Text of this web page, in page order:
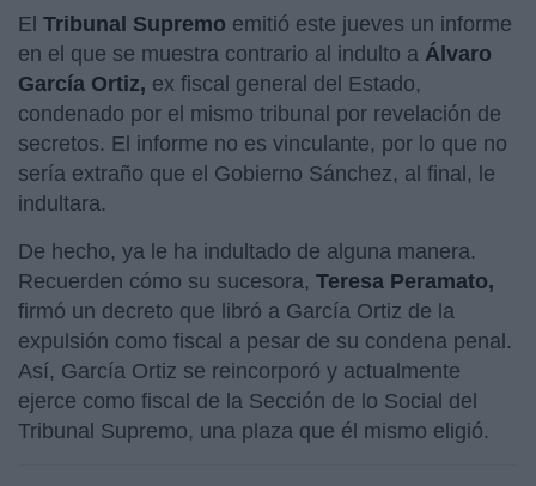
El Tribunal Supremo emitió este jueves un informe
en el que se muestra contrario al indulto a Álvaro
García Ortiz, ex fiscal general del Estado,
condenado por el mismo tribunal por revelación de
secretos. El informe no es vinculante, por lo que no
sería extraño que el Gobierno Sánchez, al final, le
indultara.
De hecho, ya le ha indultado de alguna manera.
Recuerden cómo su sucesora, Teresa Peramato,
firmó un decreto que libró a García Ortiz de la
expulsión como fiscal a pesar de su condena penal.
Así, García Ortiz se reincorporó y actualmente
ejerce como fiscal de la Sección de lo Social del
Tribunal Supremo, una plaza que él mismo eligió.